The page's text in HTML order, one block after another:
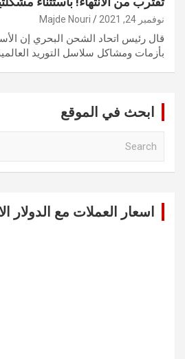
نوفمبر 24, 2021 Majde Nouri
قال رئيس اتحاد الشحن البحري إن
بأزمات ومشاكل سلاسل التوريد
ابحث في الموقع
اسعار العملات مع الدولار